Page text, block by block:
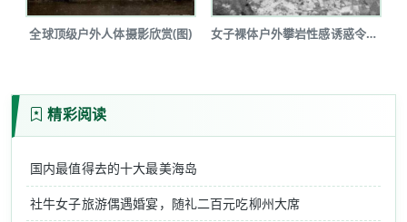
全球顶级户外人体摄影欣赏(图) 女子裸体户外攀岩性感诱惑令人瞠目(图...
精彩阅读
国内最值得去的十大最美海岛
社牛女子旅游偶遇婚宴，随礼二百元吃柳州大席